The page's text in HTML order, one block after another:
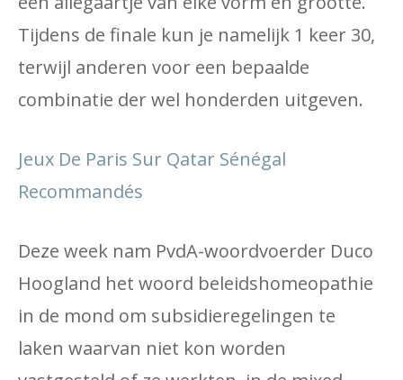
Tijdens de finale kun je namelijk 1 keer 30,
terwijl anderen voor een bepaalde
combinatie der wel honderden uitgeven.
Jeux De Paris Sur Qatar Sénégal
Recommandés
Deze week nam PvdA-woordvoerder Duco
Hoogland het woord beleidshomeopathie
in de mond om subsidieregelingen te
laken waarvan niet kon worden